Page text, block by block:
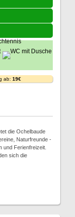
ab: 19€
die Ochelbaude
Naturfreunde -
und Ferienfreizeit.
sich die